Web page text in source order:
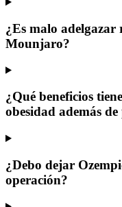
¿Es malo
Mounjaro?
¿Qué beneficios
obesidad además de
¿Debo dejar
operación?